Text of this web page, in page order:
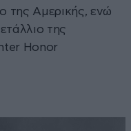
της Αμερικής, ενώ
της
Honor